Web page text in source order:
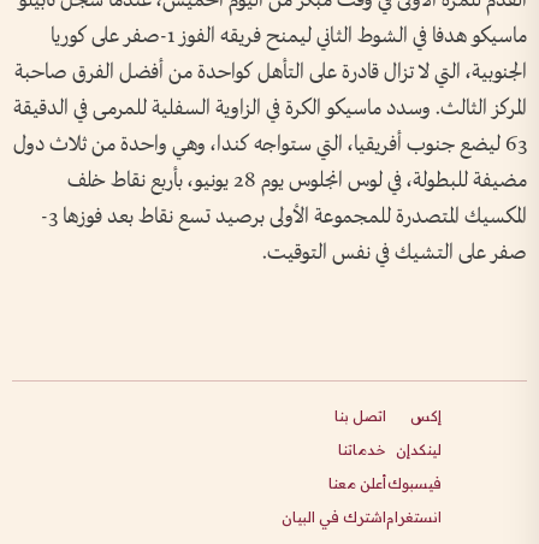
ماسيكو هدفا في الشوط الثاني ليمنح فريقه ‌الفوز 1-صفر على كوريا
الجنوبية، التي لا تزال قادرة ‌على التأهل كواحدة من ‌أفضل الفرق صاحبة
المركز الثالث. وسدد ماسيكو ‌الكرة في ‌الزاوية السفلية للمرمى في الدقيقة
63 ليضع ​جنوب أفريقيا، ‌التي ​ستواجه كندا، وهي ⁠واحدة من ثلاث دول
مضيفة للبطولة، في لوس انجلوس ​يوم ⁠28 ⁠يونيو، بأربع نقاط خلف
المكسيك المتصدرة للمجموعة الأولى ⁠برصيد تسع نقاط بعد فوزها 3-
صفر على التشيك في نفس التوقيت.
إكس
لينكدإن
فيسبوك
انستغرام
اتصل بنا
خدماتنا
أعلن معنا
اشترك في البيان